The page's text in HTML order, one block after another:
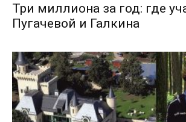
Три миллиона за год: где
Пугачевой и Галкина